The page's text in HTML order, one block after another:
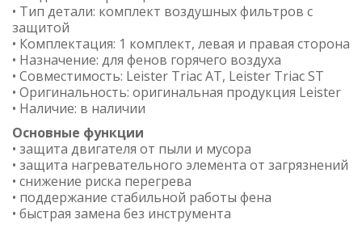
• Тип детали: комплект воздушных фильтров с
защитой
• Комплектация: 1 комплект, левая и правая сторона
• Назначение: для фенов горячего воздуха
• Совместимость: Leister Triac AT, Leister Triac ST
• Оригинальность: оригинальная продукция Leister
• Наличие: в наличии
Основные функции
• защита двигателя от пыли и мусора
• защита нагревательного элемента от загрязнений
• снижение риска перегрева
• поддержание стабильной работы фена
• быстрая замена без инструмента